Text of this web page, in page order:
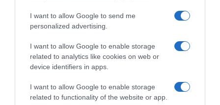
I want to allow Google to send me
personalized advertising.
I want to allow Google to enable storage
related to analytics like cookies on web or
device identifiers in apps.
I want to allow Google to enable storage
related to functionality of the website or app.
Universale Impermeabile e
Auto con Protezione Laterale
Facile da Pulire per Auto, SUV
e Camion, 185 * 105 * 38cm -
per Cani e una Morbida
Coperta, Nero | Telo Auto Per
Tavole in Legno Duro Per la
Maggior Parte Delle Auto,
SUV,